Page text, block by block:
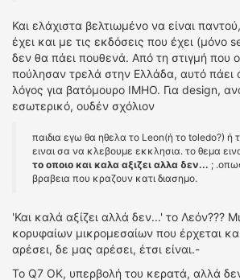
Και ελάχιστα βελτιωμένο να είναι
έχει και με τις εκδόσεις που έχει (μόνο
δεν θα πάει πουθενά. Από τη στιγμή που
πούλησαν τρελά στην Ελλάδα, αυτό πάει
λόγος για βατόμουρο ΙΜΗΟ. Για design,
εσωτερικό, ουδέν σχόλιον
παιδια εγω θα ηθελα το Leon(ή το toledo?) ή
ειναι σα να κλεβουμε εκκλησια. το θεμα
το οποιο και καλα αξιζει αλλα δεν... ;
βραβεια που κραζουν κατι διασημο.
'Και καλά αξίζει αλλά δεν...' το Λεόν???
κορυφαίων μικρομεσαίων που έρχεται
αρέσει, δε μας αρέσει, έτσι είναι.-
Το Q7 ΟΚ, υπερβολή του κερατά, αλλά δεν